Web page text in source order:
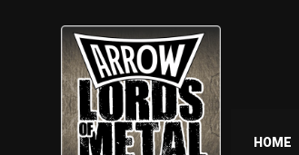
HOME